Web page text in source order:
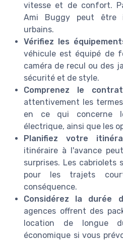
vitesse et de confort.
Ami Buggy peut être
urbains.
Vérifiez les
véhicule est équipé de
caméra de recul ou des
sécurité et de style.
Comprenez le
attentivement les
en ce qui concerne
électrique, ainsi que les
Planifiez votre
itinéraire à l'avance
surprises. Les cabriolets
pour les trajets
conséquence.
Considérez la durée
agences offrent des
location de longue
économique si vous